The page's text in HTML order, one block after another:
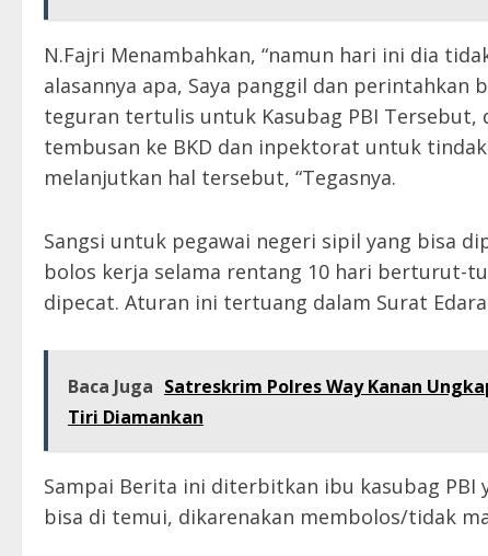
N.Fajri Menambahkan, “namun hari ini dia
alasannya apa, Saya panggil dan perintahkan
teguran tertulis untuk Kasubag PBI
tembusan ke BKD dan inpektorat untuk
melanjutkan hal tersebut, “Tegasnya.
Sangsi untuk pegawai negeri sipil yang bisa
bolos kerja selama rentang 10 hari berturut-
dipecat. Aturan ini tertuang dalam Surat
Baca Juga Satreskrim Polres Way Kanan
Tiri Diamankan
Sampai Berita ini diterbitkan ibu kasubag
bisa di temui, dikarenakan membolos/tidak